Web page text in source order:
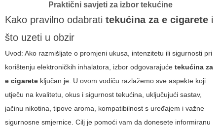
Praktični savjeti za izbor tekućine
Kako pravilno odabrati tekućina za e cigarete i
što uzeti u obzir
Uvod: Ako razmišljate o promjeni ukusa, intenzitetu ili sigurnosti pri
korištenju elektroničkih inhalatora, izbor odgovarajuće tekućina za
e cigarete ključan je. U ovom vodiču razlažemo sve aspekte koji
utječu na kvalitetu, okus i sigurnost tekućina, uključujući sastav,
jačinu nikotina, tipove aroma, kompatibilnost s uređajem i važne
sigurnosne smjernice. Cilj je pomoći vam da donesete informiranu